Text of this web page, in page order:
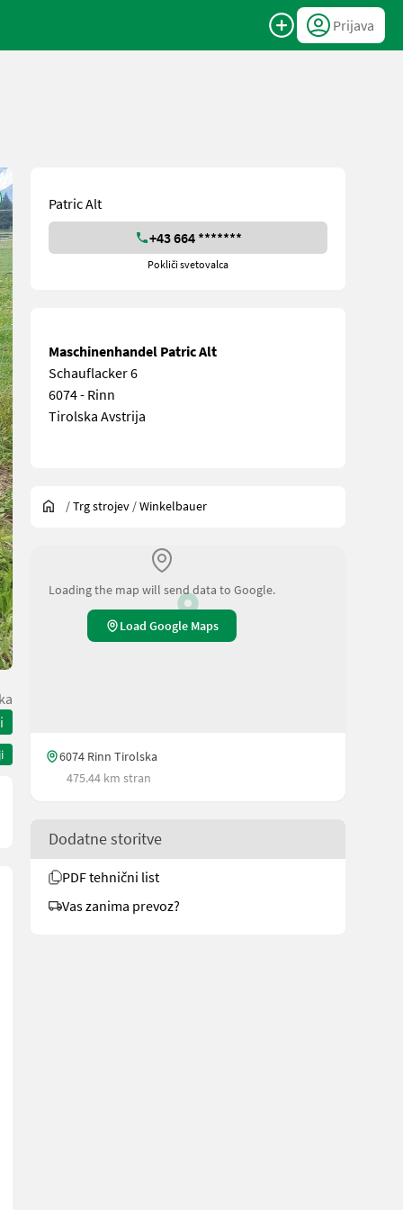
Prijava
Patric Alt
+43 664 *******
Pokliči svetovalca
Maschinenhandel Patric Alt
Schauflacker 6
6074 - Rinn
Tirolska Avstrija
/Trg strojev /Winkelbauer
Loading the map will send data to Google.
Load Google Maps
6074 Rinn Tirolska
475.44 km stran
Dodatne storitve
PDF tehnični list
Vas zanima prevoz?